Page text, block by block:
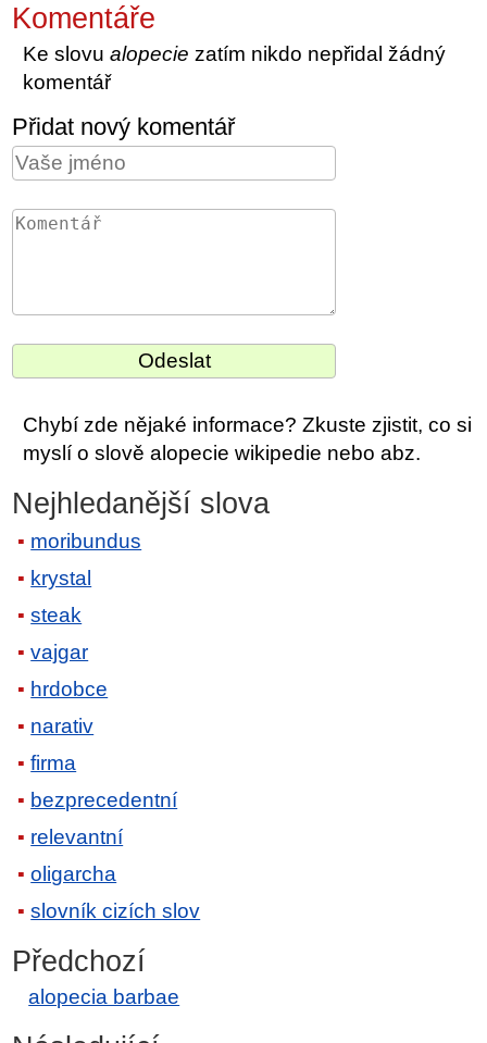
Komentáře
Ke slovualopecie zatím nikdo nepřidal žádný
komentář
Přidat nový komentář
Chybí zde nějaké informace? Zkuste zjistit, co si
myslí o slově alopecie wikipedie nebo abz.
Nejhledanější slova
moribundus
krystal
steak
vajgar
hrdobce
narativ
firma
bezprecedentní
relevantní
oligarcha
slovník cizích slov
Předchozí
alopecia barbae